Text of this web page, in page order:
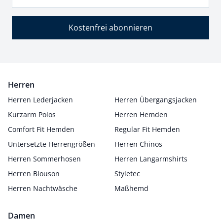
Kostenfrei abonnieren
Herren
Herren Lederjacken
Herren Übergangsjacken
Kurzarm Polos
Herren Hemden
Comfort Fit Hemden
Regular Fit Hemden
Untersetzte Herrengrößen
Herren Chinos
Herren Sommerhosen
Herren Langarmshirts
Herren Blouson
Styletec
Herren Nachtwäsche
Maßhemd
Damen